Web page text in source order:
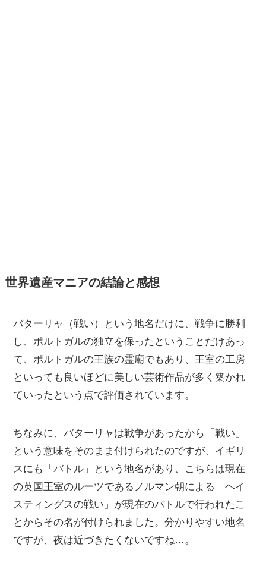
世界遺産マニアの結論と感想
バターリャ（戦い）という地名だけに、戦争に勝利
し、ポルトガルの独立を保ったということだけあっ
て、ポルトガルの王族の霊廟でもあり、王室の工房
といっても良いほどに美しい芸術作品が多く築かれ
ていったという点で評価されています。
ちなみに、バターリャは戦争があったから「戦い」
という意味をそのまま付けられたのですが、イギリ
スにも「バトル」という地名があり、こちらは現在
の英国王室のルーツであるノルマン朝による「ヘイ
スティングスの戦い」が現在のバトルで行われたこ
とからその名が付けられました。分かりやすい地名
ですが、夜は近づきたくないですね…。